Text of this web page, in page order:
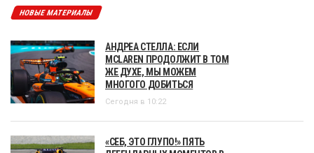
НОВЫЕ МАТЕРИАЛЫ
АНДРЕА СТЕЛЛА: ЕСЛИ
MCLAREN ПРОДОЛЖИТ В ТОМ
ЖЕ ДУХЕ, МЫ МОЖЕМ
МНОГОГО ДОБИТЬСЯ
Сегодня в 10:22
«СЕБ, ЭТО ГЛУПО!» ПЯТЬ